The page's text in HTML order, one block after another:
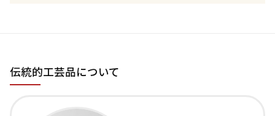
伝統的工芸品について